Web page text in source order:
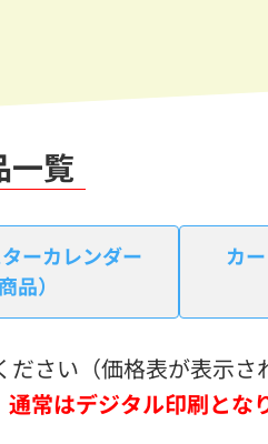
一覧
ーカレンダー
品）
カ
さい（価格表が表示さ
常はデジタル印刷とな